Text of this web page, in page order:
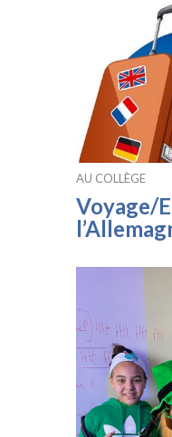
AU COLLÈGE
Voyage/